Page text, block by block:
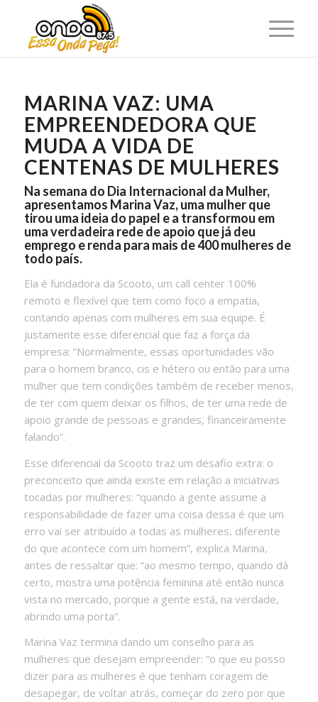
MARINA VAZ: UMA
EMPREENDEDORA QUE
MUDA A VIDA DE
CENTENAS DE MULHERES
Na semana do Dia Internacional da Mulher,
apresentamos Marina Vaz, uma mulher que
tirou uma ideia do papel e a transformou em
uma verdadeira rede de apoio que já deu
emprego e renda para mais de 400 mulheres de
todo país.
Ela é fundadora da Scooto, um call center 100%
remoto e flexível que tem como foco a empatia,
contando apenas com mulheres em sua equipe. É
justamente esse diferencial que faz a força da
empresa: “Normalmente, essas oportunidades vão
para o homem branco, cis e hétero ou então para uma
mulher que tem condições também de receber menos,
de ter com quem deixar os filhos, de ter uma rede de
apoio grande de pessoas e grandes, financeiramente
falando”.
Esse diferencial da Scooto traz um desafio extra: o
preconceito que ainda existe em relação a iniciativas
tocadas por mulheres: “quando a gente assume a
responsabilidade de fazer uma coisa dessa é que um
erro vai ser atribuído a todas as mulheres, diferente
do que acontece com um homem”, explica Marina,
antes de ressaltar que: “ao mesmo tempo, quando dá
certo, mostra uma potência feminina até então nunca
vista no mercado, porque a gente está, na verdade,
abrindo uma porta”.
Marina Vaz termina dando um conselho para as
mulheres que desejam empreender: “o que eu posso
dizer para as mulheres é que tenham coragem de
desapegar, de voltar atrás, começar do zero por que